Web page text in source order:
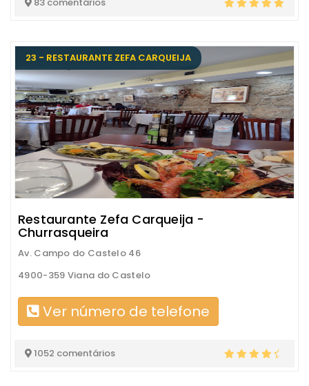
23 - RESTAURANTE ZEFA CARQUEIJA
Restaurante Zefa Carqueija -
Churrasqueira
Av. Campo do Castelo 46
4900-359 Viana do Castelo
Ver número de telefone
1052 comentários